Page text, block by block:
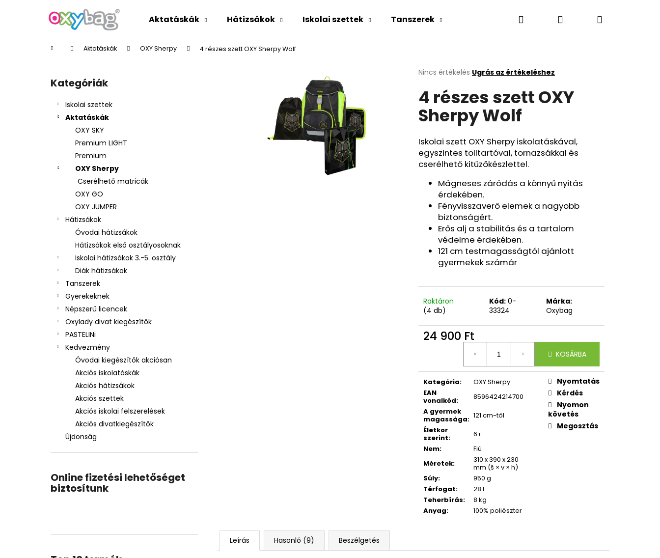
Aktatáskák Hátizsákok Iskolai szettek Tanszerek KeresésBejelentkezés
Kosár
KezdőlapAktatáskák OXY Sherpy 4 részes szett OXY Sherpy Wolf
Kategóriák
átugrása
Kategóriák
Iskolai szettek
Aktatáskák
OXY SKY
Premium LIGHT
Premium
OXY Sherpy
Cserélhető matricák
OXY GO
OXY JUMPER
Hátizsákok
Óvodai hátizsákok
Hátizsákok első osztályosoknak
Iskolai hátizsákok 3.-5. osztály
Diák hátizsákok
Tanszerek
Gyerekeknek
Népszerű licencek
Oxylady divat kiegészítők
PASTELINi
Kedvezmény
Óvodai kiegészítők akciósan
Akciós iskolatáskák
Akciós hátizsákok
Akciós szettek
Akciós iskolai felszerelések
Akciós divatkiegészítők
Újdonság
Online fizetési lehetőséget
biztosítunk
A
átlagos
értékelése
5-
ből
csillag.
Nincs értékelés Ugrás az értékeléshez
4 részes szett OXY
Sherpy Wolf
Iskolai szett OXY Sherpy iskolatáskával,
egyszintes tolltartóval, tornazsákkal és
cserélhető kitűzőkészlettel.
Mágneses záródás a könnyű nyitás
érdekében.
Fényvisszaverő elemek a nagyobb
biztonságért.
Erős alj a stabilitás és a tartalom
védelme érdekében.
121 cm testmagasságtól ajánlott
gyermekek számár
Raktáron
(4 db)
Kód: 0-
33324
Márka:
Oxybag
24 900 Ft
KOSÁRBA
Kategória:
OXY Sherpy
EAN
vonalkód:
8596424214700
A gyermek
magassága: 121 cm-től
Életkor
szerint:
6+
Nem:
Fiú
Méretek:
310 x 390 x 230
mm (š × v × h)
Súly:
950 g
Térfogat:
28 l
Teherbírás:
8 kg
Anyag: 100% poliészter
Nyomtatás
Kérdés
Nyomon
követés
Megosztás
Leírás Hasonló (9) Beszélgetés
Vissza
Vissza
Mit keres?
Ajánljuk
Következő
3 RÉSZES SZETT OXY NEXT BUNNY
26 490 Ft
DIÁK HÁTIZSÁK OXY ZERO GREY